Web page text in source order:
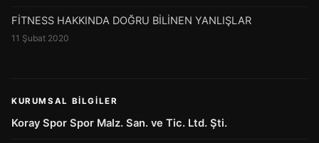
FİTNESS HAKKINDA DOĞRU BİLİNEN YANLIŞLAR
11 Şubat 2020
KURUMSAL BILGILER
Koray Spor Spor Malz. San. ve Tic. Ltd. Şti.